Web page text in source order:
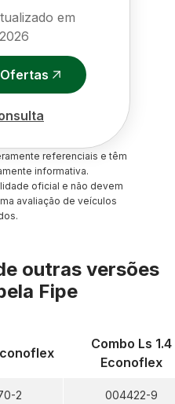
em
referenciais e têm
informativa.
oficial e não devem
avaliação de veículos
outras versões
Fipe
2
Combo Ls 1.4
Econoflex
004422-9